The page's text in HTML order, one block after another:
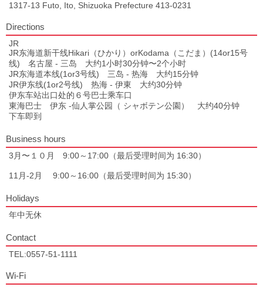
1317-13 Futo, Ito, Shizuoka Prefecture 413-0231
Directions
JR
JR东海道新干线Hikari（ひかり）orKodama（こだま）(14or15号
线) 名古屋 - 三岛 大约1小时30分钟〜2个小时
JR东海道本线(1or3号线) 三岛 - 热海 大约15分钟
JR伊东线(1or2号线) 热海 - 伊東 大约30分钟
伊东车站出口处的６号巴士乘车口
東海巴士 伊东 -仙人掌公园（ シャボテン公園） 大约40分钟
下车即到
Business hours
3月〜１０月 9:00～17:00（最后受理时间为 16:30）
11月-2月 9:00～16:00（最后受理时间为 15:30）
Holidays
年中无休
Contact
TEL:0557-51-1111
Wi-Fi